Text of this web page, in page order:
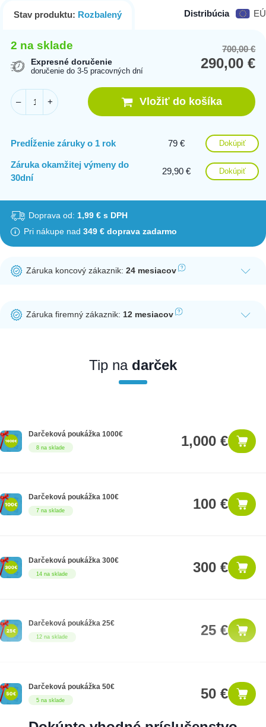
Stav produktu: Rozbalený Distribúcia EÚ
2 na sklade
Expresné doručenie
doručenie do 3-5 pracovných dní
700,00€
290,00€
–
+ Vložiť do košíka
Predĺženie záruky o 1 rok 79 € Dokúpiť
Záruka okamžitej výmeny do
30dní
29,90 € Dokúpiť
Doprava od:1,99 € s DPH
Pri nákupe nad 349 € doprava zadarmo
Záruka koncový zákaznik:24 mesiacov
potrebná registrácia zákazníckeho účtu.
Záruka firemný zákaznik: 12 mesiacov
nakupovať ako firemný zákazník, musíte sa pred nákupom
registrovať. Registrácia podlieha overeniu.
Tip nadarček
8 na sklade
Darčeková poukážka 1000€ 1,000 €
7 na sklade
Darčeková poukážka 100€ 100 €
14 na sklade
Darčeková poukážka 300€ 300 €
12 na sklade
Darčeková poukážka 25€ 25 €
5 na sklade
Darčeková poukážka 50€ 50 €